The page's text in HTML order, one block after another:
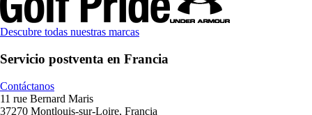
Descubre todas nuestras marcas
Servicio postventa en Francia
Contáctanos
11 rue Bernard Maris
37270 Montlouis-sur-Loire, Francia